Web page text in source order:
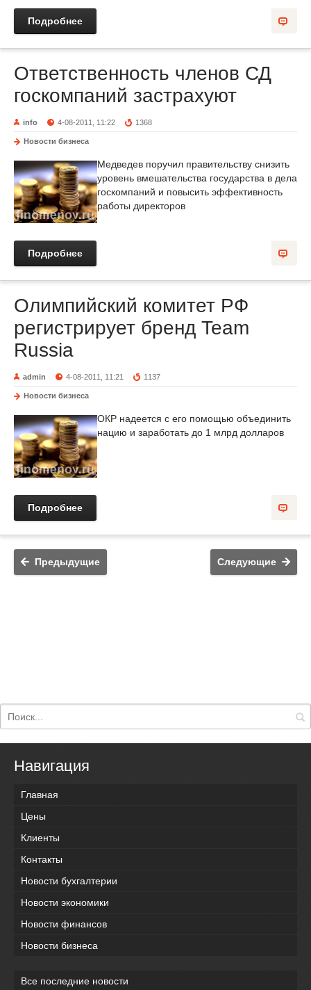
Подробнее
Ответственность членов СД
госкомпаний застрахуют
info 4-08-2011, 11:22 1368
Новости бизнеса
Медведев поручил правительству снизить
уровень вмешательства государства в дела
госкомпаний и повысить эффективность
работы директоров
Подробнее
Олимпийский комитет РФ
регистрирует бренд Team
Russia
admin 4-08-2011, 11:21 1137
Новости бизнеса
ОКР надеется с его помощью объединить
нацию и заработать до 1 млрд долларов
Подробнее
Предыдущие Следующие
Навигация
Главная
Цены
Клиенты
Контакты
Новости бухгалтерии
Новости экономики
Новости финансов
Новости бизнеса
Все последние новости